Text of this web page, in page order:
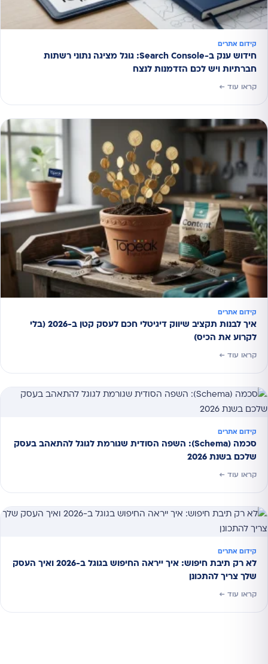
קידום אתרים
חידוש ענק ב-Search Console: גוגל מציגה נתוני רשתות
חברתיות ויש לכם הזדמנות לנצח
קראו עוד ←
קידום אתרים
איך לבנות תקציב שיווק דיגיטלי חכם לעסק קטן ב-2026 (בלי
לקרוע את הכיס)
קראו עוד ←
קידום אתרים
סכמה (Schema): השפה הסודית שגורמת לגוגל להתאהב בעסק
שלכם בשנת 2026
קראו עוד ←
קידום אתרים
לא רק תיבת חיפוש: איך ייראה החיפוש בגוגל ב-2026 ואיך העסק
שלך צריך להתכונן
קראו עוד ←